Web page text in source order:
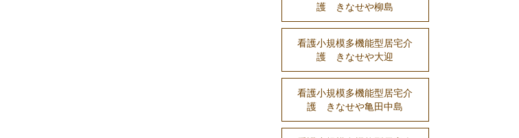
護 きなせや柳島
看護小規模多機能型居宅介
護 きなせや大迎
看護小規模多機能型居宅介
護 きなせや亀田中島